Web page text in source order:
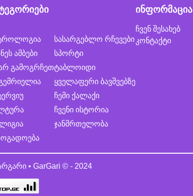
ამბები
გამოგრჩეთ
სასარგებლო რჩევები
სპორტი
ტაბლოიდი
ყველაფერი ბავშვებზე
ჩემი ქალაქი
ჩვენი ისტორია
ჯანმრთელობა
ინფორმაცია
ჩვენ შესახებ
კონტაქტი
• GarGari © - 2024